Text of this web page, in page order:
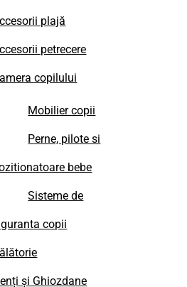
plajă
petrecere
copilului
Mobilier copii
Perne, pilote si
bebe
Sisteme de
copii
și Ghiozdane